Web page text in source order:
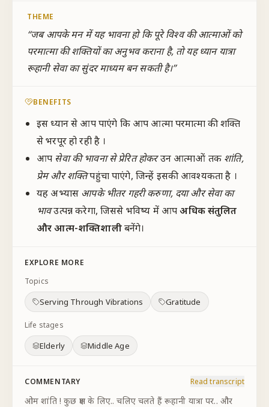
THEME
“जब आपके मन में यह भावना हो कि पूरे विश्व की आत्माओं को
परमात्मा की शक्तियों का अनुभव कराना है, तो यह ध्यान यात्रा
रूहानी सेवा का सुंदर माध्यम बन सकती है।”
BENEFITS
इस ध्यान से आप पाएंगे कि आप आत्मा परमात्मा की शक्ति
से भरपूर हो रही है ।
आप सेवा की भावना से प्रेरित होकरउन आत्माओं तक शांति,
प्रेम और शक्तिपहुंचा पाएंगे, जिन्हें इसकी आवश्यकता है ।
यह अभ्यास आपके भीतर गहरी करुणा, दया और सेवा का
भावउत्पन्न करेगा, जिससे भविष्य में आपअधिक संतुलित
और आत्म-शक्तिशालीबनेंगे।
EXPLORE MORE
Topics
Serving Through Vibrations Gratitude
Life stages
Elderly Middle Age
COMMENTARY Read transcript
ओम शांति ! कुछ क्षण के लिए.. चलिए चलते हैं रूहानी यात्रा पर.. और